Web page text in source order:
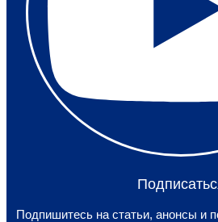
Подпишитесь на статьи, анонсы и